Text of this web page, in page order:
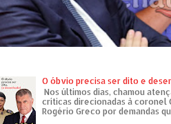
O óbvio precisa ser dito e
Nos últimos dias, chamou
críticas direcionadas à coronel
Rogério Greco por demandas